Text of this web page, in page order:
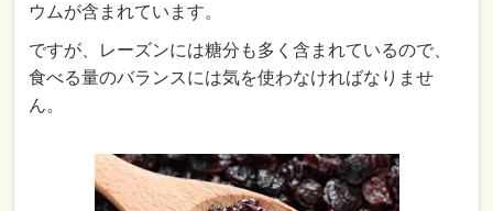
ウムが含まれています。
ですが、レーズンには糖分も多く含まれているので、
食べる量のバランスには気を使わなければなりませ
ん。